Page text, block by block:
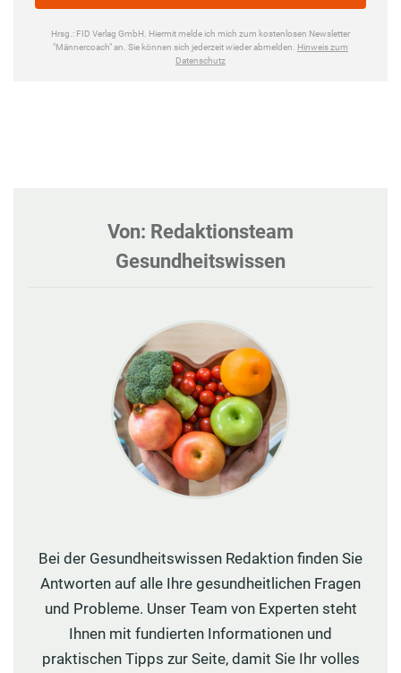
Von: Redaktionsteam
Gesundheitswissen
Bei der Gesundheitswissen Redaktion finden Sie
Antworten auf alle Ihre gesundheitlichen Fragen
und Probleme. Unser Team von Experten steht
Ihnen mit fundierten Informationen und
praktischen Tipps zur Seite, damit Sie Ihr volles